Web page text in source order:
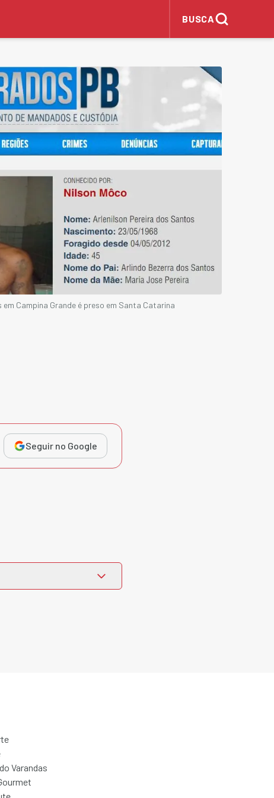
BUSCA
Campina Grande é preso em Santa Catarina
Seguir no Google
Varandas